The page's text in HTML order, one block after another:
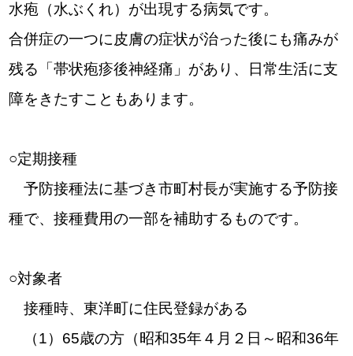
水疱（水ぶくれ）が出現する病気です。
合併症の一つに皮膚の症状が治った後にも痛みが
残る「帯状疱疹後神経痛」があり、日常生活に支
障をきたすこともあります。
○定期接種
予防接種法に基づき市町村長が実施する予防接
種で、接種費用の一部を補助するものです。
○対象者
接種時、東洋町に住民登録がある
（1）65歳の方（昭和35年４月２日～昭和36年